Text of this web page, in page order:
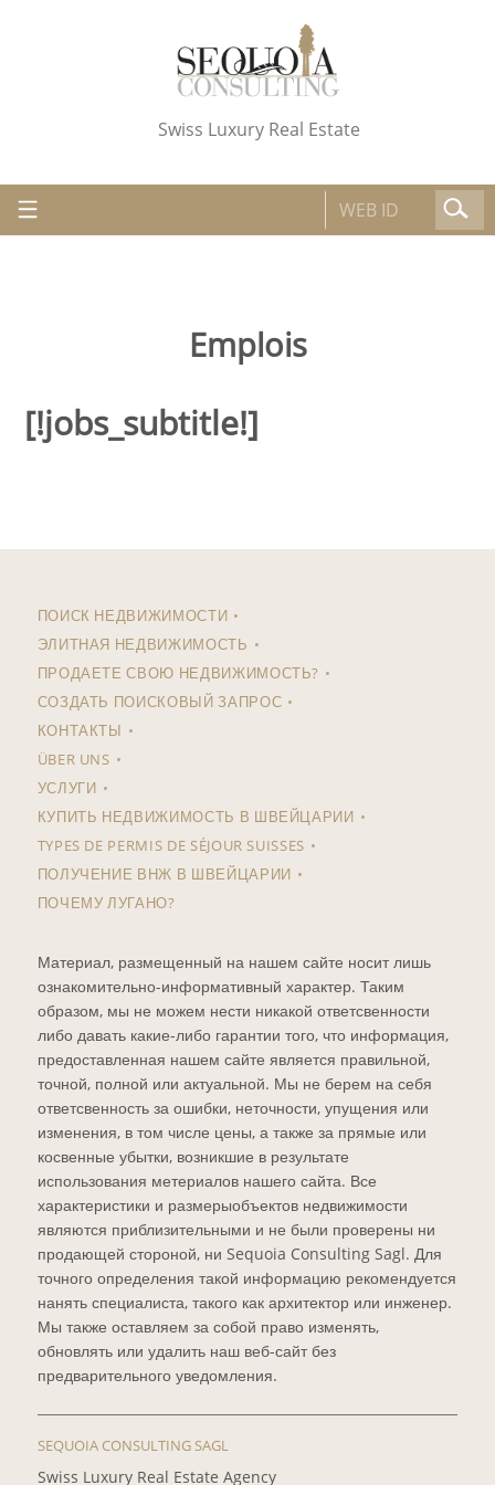
Swiss Luxury Real Estate
Emplois
[!jobs_subtitle!]
ПОИСК НЕДВИЖИМОСТИ
ЭЛИТНАЯ НЕДВИЖИМОСТЬ
ПРОДАЕТЕ СВОЮ НЕДВИЖИМОСТЬ?
СОЗДАТЬ ПОИСКОВЫЙ ЗАПРОС
КОНТАКТЫ
ÜBER UNS
УСЛУГИ
КУПИТЬ НЕДВИЖИМОСТЬ В ШВЕЙЦАРИИ
TYPES DE PERMIS DE SÉJOUR SUISSES
ПОЛУЧЕНИЕ ВНЖ В ШВЕЙЦАРИИ
ПОЧЕМУ ЛУГАНО?
Материал, размещенный на нашем сайте носит лишь
ознакомительно-информативный характер. Таким
образом, мы не можем нести никакой ответсвенности
либо давать какие-либо гарантии того, что информация,
предоставленная нашем сайте является правильной,
точной, полной или актуальной. Мы не берем на себя
ответсвенность за ошибки, неточности, упущения или
изменения, в том числе цены, а также за прямые или
косвенные убытки, возникшие в результате
использования метериалов нашего сайта. Все
характеристики и размерыобъектов недвижимости
являются приблизительными и не были проверены ни
продающей стороной, ни Sequoia Consulting Sagl. Для
точного определения такой информацию рекомендуется
нанять специалиста, такого как архитектор или инженер.
Мы также оставляем за собой право изменять,
обновлять или удалить наш веб-сайт без
предварительного уведомления.
SEQUOIA CONSULTING SAGL
Swiss Luxury Real Estate Agency